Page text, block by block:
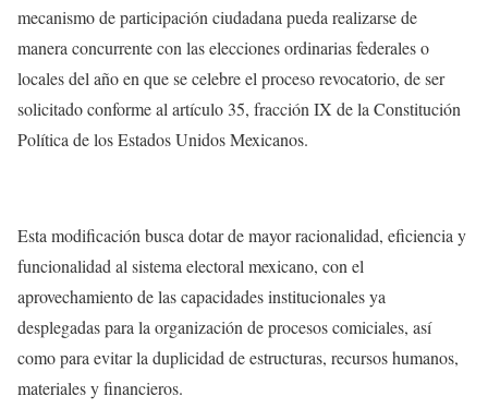
mecanismo de participación ciudadana pueda realizarse de
manera concurrente con las elecciones ordinarias federales o
locales del año en que se celebre el proceso revocatorio, de ser
solicitado conforme al artículo 35, fracción IX de la Constitución
Política de los Estados Unidos Mexicanos.
Esta modificación busca dotar de mayor racionalidad, eficiencia y
funcionalidad al sistema electoral mexicano, con el
aprovechamiento de las capacidades institucionales ya
desplegadas para la organización de procesos comiciales, así
como para evitar la duplicidad de estructuras, recursos humanos,
materiales y financieros.